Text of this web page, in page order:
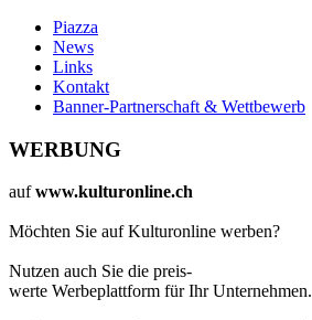
Piazza
News
Links
Kontakt
Banner-Partnerschaft & Wettbewerb
WERBUNG
aufwww.kulturonline.ch
Möchten Sie auf Kulturonline werben?
Nutzen auch Sie die preis-
werte Werbeplattform für Ihr Unternehmen.